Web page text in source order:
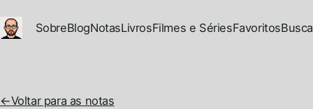
Ir para conteúdo principal
SobreBlogNotasLivrosFilmes e SériesFavoritosBusca
←Voltar para as notas